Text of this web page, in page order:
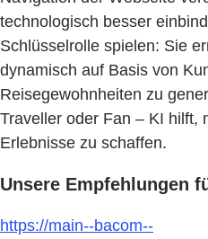
technologisch besser
Schlüsselrolle spielen: Sie
dynamisch auf Basis von
Reisegewohnheiten zu
Traveller oder Fan – KI hilft,
Erlebnisse zu schaffen.
Unsere Empfehlungen
https://main--bacom--